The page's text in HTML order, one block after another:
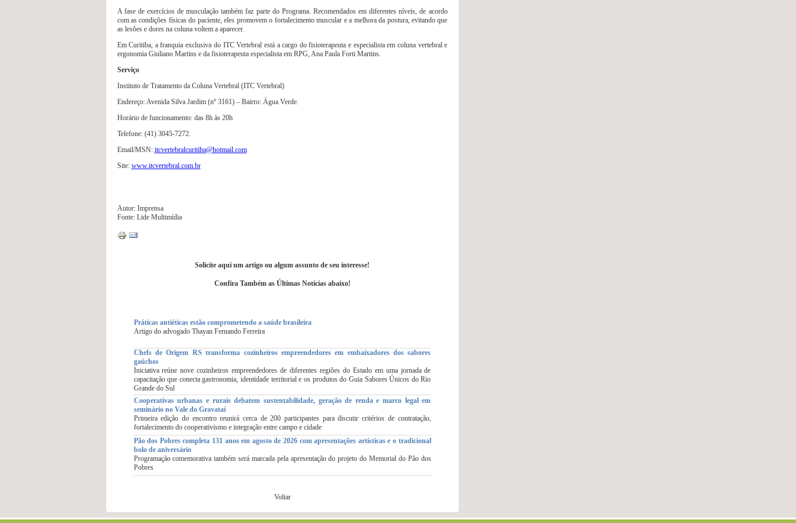
A fase de exercícios de musculação também faz parte do Programa. Recomendados em diferentes níveis, de acordo
com as condições físicas do paciente, eles promovem o fortalecimento muscular e a melhora da postura, evitando que
as lesões e dores na coluna voltem a aparecer.
Em Curitiba, a franquia exclusiva do ITC Vertebral está a cargo do fisioterapeuta e especialista em coluna vertebral e
ergonomia Giuliano Martins e da fisioterapeuta especialista em RPG, Ana Paula Forti Martins.
Serviço
Instituto de Tratamento da Coluna Vertebral (ITC Vertebral)
Endereço: Avenida Silva Jardim (nº 3161) – Bairro: Água Verde.
Horário de funcionamento: das 8h às 20h
Telefone: (41) 3045-7272.
Email/MSN: itcvertebralcuritiba@hotmail.com
Site: www.itcvertebral.com.br
Autor: Imprensa
Fonte: Lide Multimídia
Solicite aqui um artigo ou algum assunto de seu interesse!
Confira Também as Últimas Notícias abaixo!
Práticas antiéticas estão comprometendo a saúde brasileira
Artigo do advogado Thayan Fernando Ferreira
Chefs de Origem RS transforma cozinheiros empreendedores em embaixadores dos sabores
gaúchos
Iniciativa reúne nove cozinheiros empreendedores de diferentes regiões do Estado em uma jornada de
capacitação que conecta gastronomia, identidade territorial e os produtos do Guia Sabores Únicos do Rio
Grande do Sul
Cooperativas urbanas e rurais debatem sustentabilidade, geração de renda e marco legal em
seminário no Vale do Gravataí
Primeira edição do encontro reunirá cerca de 200 participantes para discutir critérios de contratação,
fortalecimento do cooperativismo e integração entre campo e cidade
Pão dos Pobres completa 131 anos em agosto de 2026 com apresentações artísticas e o tradicional
bolo de aniversário
Programação comemorativa também será marcada pela apresentação do projeto do Memorial do Pão dos
Pobres
Voltar